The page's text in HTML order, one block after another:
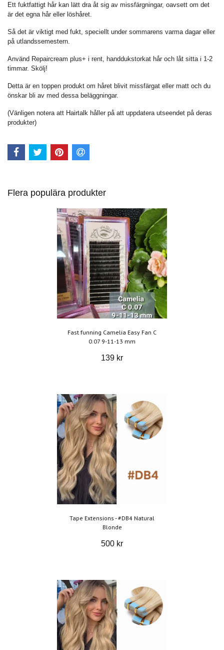
Ett fuktfattigt hår kan lätt dra åt sig av missfärgningar, oavsett om det
är det egna hår eller löshåret.
Så det är viktigt med fukt, speciellt under sommarens varma dagar eller
på utlandssemestern.
Använd Repaircream plus+ i rent, handdukstorkat hår och låt sitta i 1-2
timmar. Skölj!
Detta är en toppen produkt om håret blivit missfärgat eller matt och du
önskar bli av med dessa beläggningar.
(Vänligen notera att Hairtalk håller på att uppdatera utseendet på deras
produkter)
Flera populära produkter
Fast funning Camelia Easy Fan C
0.07 9-11-13 mm
139 kr
Tape Extensions - #DB4 Natural
Blonde
500 kr